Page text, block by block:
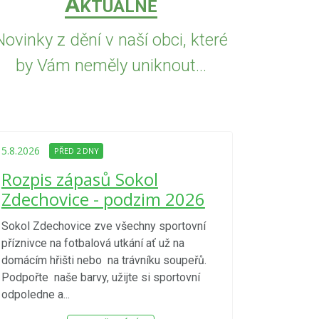
KTUÁLNĚ
z dění v naší obci, které
by Vám neměly uniknout...
5.8.2026 PŘED 2 DNY
Rozpis zápasů Sokol
Zdechovice - podzim 2026
Sokol Zdechovice zve všechny sportovní
příznivce na fotbalová utkání ať už na
domácím hřišti nebo na trávníku soupeřů.
Podpořte naše barvy, užijte si sportovní
odpoledne a...